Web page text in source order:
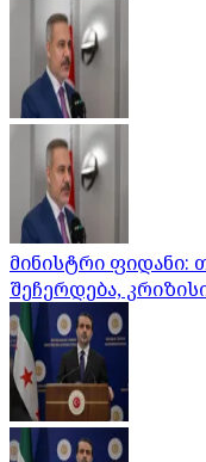
მინისტრი ფიდანი:
შეჩერდება,